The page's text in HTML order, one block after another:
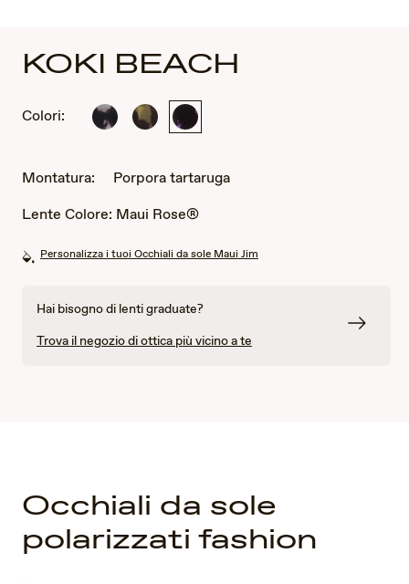
KOKI BEACH
Colori:
Nero
grigio
TartarugaPorpora
Montatura:
Porpora tartaruga
Lente Colore: Maui Rose®
Personalizza i tuoi Occhiali da sole Maui Jim
Hai bisogno di lenti graduate?
Trova il negozio di ottica più vicino a te
Occhiali da sole
polarizzati fashion